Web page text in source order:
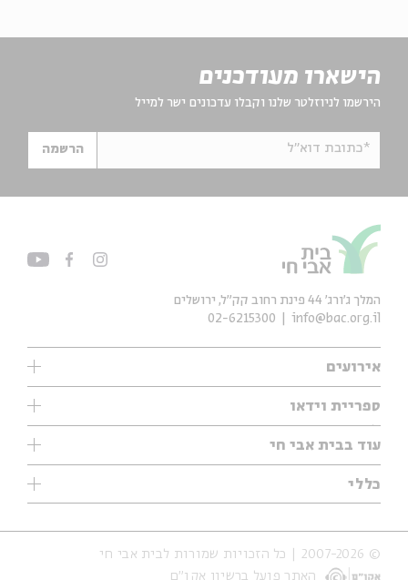
הישארו מעודכנים
הירשמו לניוזלטר שלנו וקבלו עדכונים ישר למייל
*כתובת דוא"ל הרשמה
אירועים
עיון
אנגלית
נוער
סדרות
אירועי עבר
ספריית וידאו
ילדים
מוזיקה
עיון
מיוחדים
עוד בבית אבי חי
תערוכות
מיוחדים
כללי
אודות
הצהרת נגישות
המלך ג'ורג' 44 פינת רחוב קק״ל, ירושלים
info@bac.org.il
02-6215300
© 2007-2026 | כל הזכויות שמורות לבית אבי חי
האתר פועל ברשיון אקו״ם